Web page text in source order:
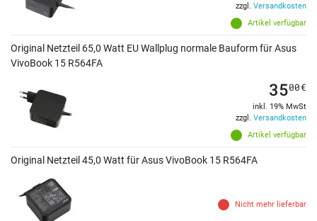
Artikel verfügbar
zzgl. Versandkosten
Original Netzteil 65,0 Watt EU Wallplug normale Bauform für Asus
VivoBook 15 R564FA
Artikel verfügbar
3500€
inkl. 19% MwSt
zzgl. Versandkosten
Original Netzteil 45,0 Watt für Asus VivoBook 15 R564FA
Nicht mehr lieferbar